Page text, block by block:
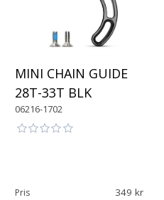
MINI CHAIN GUIDE
28T-33T BLK
06216-1702
Pris 349